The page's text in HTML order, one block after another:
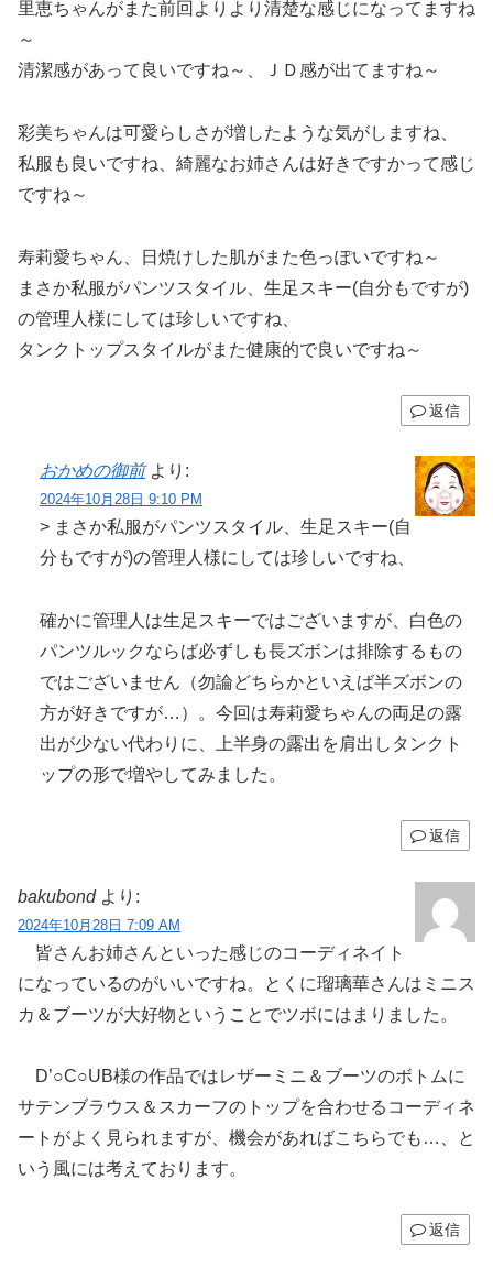
里恵ちゃんがまた前回よりより清楚な感じになってますね
～
清潔感があって良いですね～、ＪＤ感が出てますね～
彩美ちゃんは可愛らしさが増したような気がしますね、
私服も良いですね、綺麗なお姉さんは好きですかって感じ
ですね～
寿莉愛ちゃん、日焼けした肌がまた色っぽいですね～
まさか私服がパンツスタイル、生足スキー(自分もですが)
の管理人様にしては珍しいですね、
タンクトップスタイルがまた健康的で良いですね～
返信
おかめの御前 より:
2024年10月28日 9:10 PM
> まさか私服がパンツスタイル、生足スキー(自
分もですが)の管理人様にしては珍しいですね、
確かに管理人は生足スキーではございますが、白色の
パンツルックならば必ずしも長ズボンは排除するもの
ではございません（勿論どちらかといえば半ズボンの
方が好きですが…）。今回は寿莉愛ちゃんの両足の露
出が少ない代わりに、上半身の露出を肩出しタンクト
ップの形で増やしてみました。
返信
bakubond より:
2024年10月28日 7:09 AM
皆さんお姉さんといった感じのコーディネイト
になっているのがいいですね。とくに瑠璃華さんはミニス
カ＆ブーツが大好物ということでツボにはまりました。
D’○C○UB様の作品ではレザーミニ＆ブーツのボトムに
サテンブラウス＆スカーフのトップを合わせるコーディネ
ートがよく見られますが、機会があればこちらでも…、と
いう風には考えております。
返信